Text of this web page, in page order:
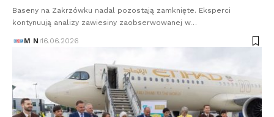
Baseny na Zakrzówku nadal pozostają zamknięte. Eksperci
kontynuują analizy zawiesiny zaobserwowanej w…
M N 16.06.2026